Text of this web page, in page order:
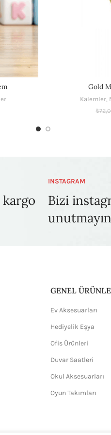
Gold
Kalemler,
₺
kargo
INSTAGRAM
Bizi
GENEL
Ev Aksesuarları
Hediyelik Eşya
Ofis Ürünleri
Duvar Saatleri
Okul Aksesuarları
Oyun Takımları